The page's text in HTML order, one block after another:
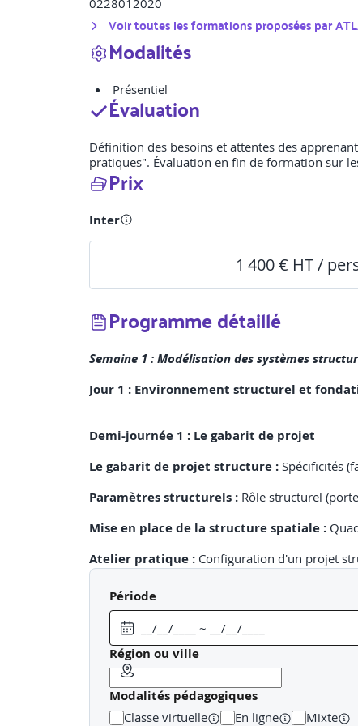
0228012020
Voir toutes les formations proposées par
Modalités
Présentiel
Évaluation
Définition des besoins et attentes des
pratiques". Évaluation en fin de formation sur
Prix
Inter
1 400 € HT /
Programme détaillé
Semaine 1 : Modélisation des systèmes
Jour 1 : Environnement structurel et
Demi-journée 1 : Le gabarit de projet
Le gabarit de projet structure : Spécificités
Paramètres structurels : Rôle structurel
Mise en place de la structure spatiale :
Atelier pratique : Configuration d'un projet
Demi-journée 2 : Éléments verticaux et
Poteaux structurels :
Murs structurels (porteurs/refends) :
Fondations superficielles : Semelles filantes
Contraintes et liaisons :Attachement des
Période
Région ou ville
Modalités pédagogiques
Classe virtuelle En ligne
Mixte